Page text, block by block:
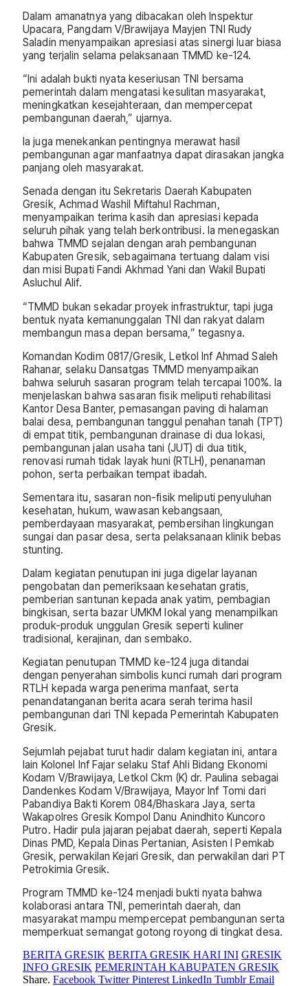
Dalam amanatnya yang dibacakan oleh Inspektur
Upacara, Pangdam V/Brawijaya Mayjen TNI Rudy
Saladin menyampaikan apresiasi atas sinergi luar biasa
yang terjalin selama pelaksanaan TMMD ke-124.
“Ini adalah bukti nyata keseriusan TNI bersama
pemerintah dalam mengatasi kesulitan masyarakat,
meningkatkan kesejahteraan, dan mempercepat
pembangunan daerah,” ujarnya.
Ia juga menekankan pentingnya merawat hasil
pembangunan agar manfaatnya dapat dirasakan jangka
panjang oleh masyarakat.
Senada dengan itu Sekretaris Daerah Kabupaten
Gresik, Achmad Washil Miftahul Rachman,
menyampaikan terima kasih dan apresiasi kepada
seluruh pihak yang telah berkontribusi. Ia menegaskan
bahwa TMMD sejalan dengan arah pembangunan
Kabupaten Gresik, sebagaimana tertuang dalam visi
dan misi Bupati Fandi Akhmad Yani dan Wakil Bupati
Asluchul Alif.
“TMMD bukan sekadar proyek infrastruktur, tapi juga
bentuk nyata kemanunggalan TNI dan rakyat dalam
membangun masa depan bersama,” tegasnya.
Komandan Kodim 0817/Gresik, Letkol Inf Ahmad Saleh
Rahanar, selaku Dansatgas TMMD menyampaikan
bahwa seluruh sasaran program telah tercapai 100%. Ia
menjelaskan bahwa sasaran fisik meliputi rehabilitasi
Kantor Desa Banter, pemasangan paving di halaman
balai desa, pembangunan tanggul penahan tanah (TPT)
di empat titik, pembangunan drainase di dua lokasi,
pembangunan jalan usaha tani (JUT) di dua titik,
renovasi rumah tidak layak huni (RTLH), penanaman
pohon, serta perbaikan tempat ibadah.
Sementara itu, sasaran non-fisik meliputi penyuluhan
kesehatan, hukum, wawasan kebangsaan,
pemberdayaan masyarakat, pembersihan lingkungan
sungai dan pasar desa, serta pelaksanaan klinik bebas
stunting.
Dalam kegiatan penutupan ini juga digelar layanan
pengobatan dan pemeriksaan kesehatan gratis,
pemberian santunan kepada anak yatim, pembagian
bingkisan, serta bazar UMKM lokal yang menampilkan
produk-produk unggulan Gresik seperti kuliner
tradisional, kerajinan, dan sembako.
Kegiatan penutupan TMMD ke-124 juga ditandai
dengan penyerahan simbolis kunci rumah dari program
RTLH kepada warga penerima manfaat, serta
penandatanganan berita acara serah terima hasil
pembangunan dari TNI kepada Pemerintah Kabupaten
Gresik.
Sejumlah pejabat turut hadir dalam kegiatan ini, antara
lain Kolonel Inf Fajar selaku Staf Ahli Bidang Ekonomi
Kodam V/Brawijaya, Letkol Ckm (K) dr. Paulina sebagai
Dandenkes Kodam V/Brawijaya, Mayor Inf Tomi dari
Pabandiya Bakti Korem 084/Bhaskara Jaya, serta
Wakapolres Gresik Kompol Danu Anindhito Kuncoro
Putro. Hadir pula jajaran pejabat daerah, seperti Kepala
Dinas PMD, Kepala Dinas Pertanian, Asisten I Pemkab
Gresik, perwakilan Kejari Gresik, dan perwakilan dari PT
Petrokimia Gresik.
Program TMMD ke-124 menjadi bukti nyata bahwa
kolaborasi antara TNI, pemerintah daerah, dan
masyarakat mampu mempercepat pembangunan serta
memperkuat semangat gotong royong di tingkat desa.
BERITA GRESIK BERITA GRESIK HARI INI GRESIK
INFO GRESIK PEMERINTAH KABUPATEN GRESIK
Share. Facebook Twitter Pinterest LinkedIn Tumblr Email